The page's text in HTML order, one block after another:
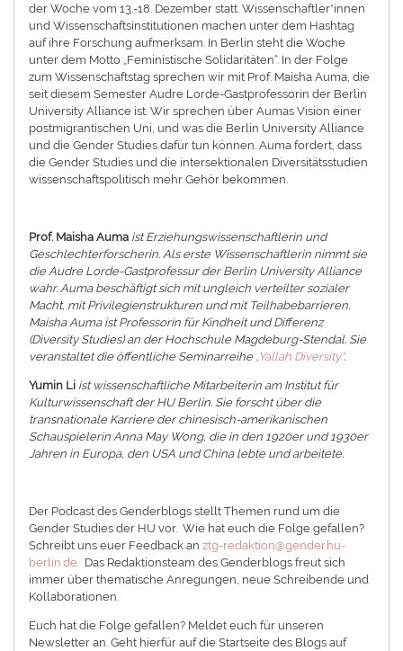
der Woche vom 13.-18. Dezember statt. Wissenschaftler*innen
und Wissenschaftsinstitutionen machen unter dem Hashtag
auf ihre Forschung aufmerksam. In Berlin steht die Woche
unter dem Motto „Feministische Solidaritäten“. In der Folge
zum Wissenschaftstag sprechen wir mit Prof. Maisha Auma, die
seit diesem Semester Audre Lorde-Gastprofessorin der Berlin
University Alliance ist. Wir sprechen über Aumas Vision einer
postmigrantischen Uni, und was die Berlin University Alliance
und die Gender Studies dafür tun können. Auma fordert, dass
die Gender Studies und die intersektionalen Diversitätsstudien
wissenschaftspolitisch mehr Gehör bekommen.
Prof. Maisha Auma ist Erziehungswissenschaftlerin und
Geschlechterforscherin. Als erste Wissenschaftlerin nimmt sie
die Audre Lorde-Gastprofessur der Berlin University Alliance
wahr. Auma beschäftigt sich mit ungleich verteilter sozialer
Macht, mit Privilegienstrukturen und mit Teilhabebarrieren.
Maisha Auma ist Professorin für Kindheit und Differenz
(Diversity Studies) an der Hochschule Magdeburg-Stendal. Sie
veranstaltet die öffentliche Seminarreihe „Yallah Diversity“.
Yumin Li ist wissenschaftliche Mitarbeiterin am Institut für
Kulturwissenschaft der HU Berlin. Sie forscht über die
transnationale Karriere der chinesisch-amerikanischen
Schauspielerin Anna May Wong, die in den 1920er und 1930er
Jahren in Europa, den USA und China lebte und arbeitete.
Der Podcast des Genderblogs stellt Themen rund um die
Gender Studies der HU vor. Wie hat euch die Folge gefallen?
Schreibt uns euer Feedback anztg-redaktion@gender.hu-
berlin.de.
Das Redaktionsteam des Genderblogs freut sich
immer über thematische Anregungen, neue Schreibende und
Kollaborationen.
Euch hat die Folge gefallen? Meldet euch für unseren
Newsletter an. Geht hierfür auf die Startseite des Blogs auf